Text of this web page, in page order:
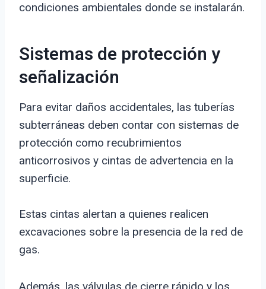
condiciones ambientales donde se instalarán.
Sistemas de protección y
señalización
Para evitar daños accidentales, las tuberías
subterráneas deben contar con sistemas de
protección como recubrimientos
anticorrosivos y cintas de advertencia en la
superficie.
Estas cintas alertan a quienes realicen
excavaciones sobre la presencia de la red de
gas.